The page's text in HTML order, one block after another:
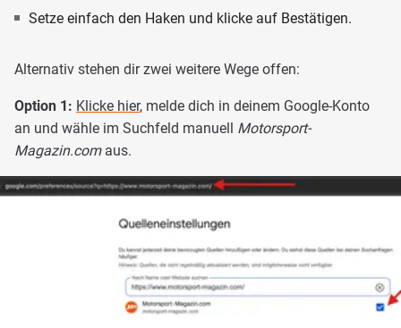
Setze einfach den Haken und klicke auf Bestätigen.
Alternativ stehen dir zwei weitere Wege offen:
Option 1: Klicke hier, melde dich in deinem Google-Konto
an und wähle im Suchfeld manuell Motorsport-
Magazin.com aus.